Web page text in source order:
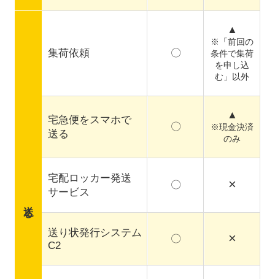
送る
集荷依頼 〇
▲
※「前回の
条件で集荷
を申し込
む」以外
宅急便をスマホで
送る
〇
▲
※現金決済
のみ
宅配ロッカー発送
サービス
〇 ×
送り状発行システム
C2
〇 ×